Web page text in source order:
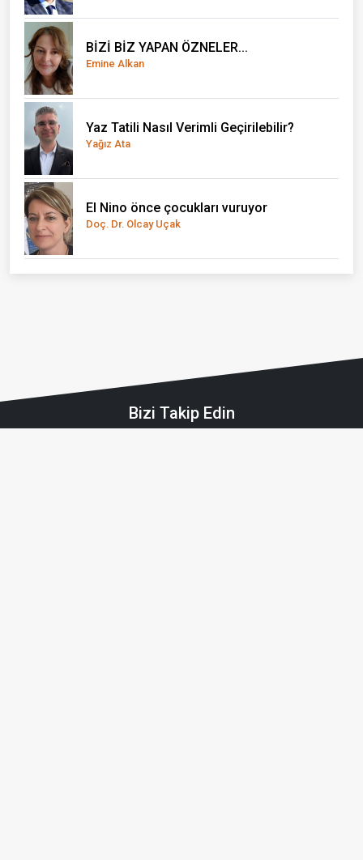
BİZİ BİZ YAPAN ÖZNELER...
Emine Alkan
Yaz Tatili Nasıl Verimli Geçirilebilir?
Yağız Ata
El Nino önce çocukları vuruyor
Doç. Dr. Olcay Uçak
Bizi Takip Edin